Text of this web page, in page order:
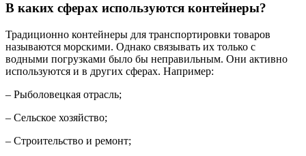
В каких сферах используются контейнеры?
Традиционно контейнеры для транспортировки товаров
называются морскими. Однако связывать их только с
водными погрузками было бы неправильным. Они активно
используются и в других сферах. Например:
– Рыболовецкая отрасль;
– Сельское хозяйство;
– Строительство и ремонт;